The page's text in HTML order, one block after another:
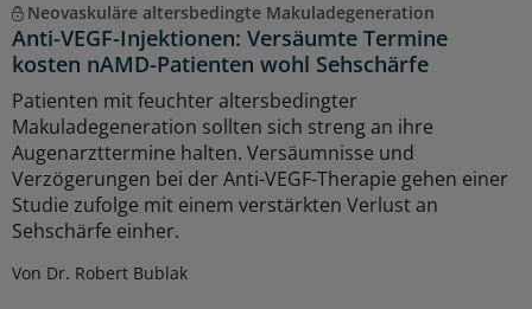
Neovaskuläre altersbedingte Makuladegeneration
Anti-VEGF-Injektionen: Versäumte Termine
kosten nAMD-Patienten wohl Sehschärfe
Patienten mit feuchter altersbedingter
Makuladegeneration sollten sich streng an ihre
Augenarzttermine halten. Versäumnisse und
Verzögerungen bei der Anti-VEGF-Therapie gehen einer
Studie zufolge mit einem verstärkten Verlust an
Sehschärfe einher.
Von Dr. Robert Bublak